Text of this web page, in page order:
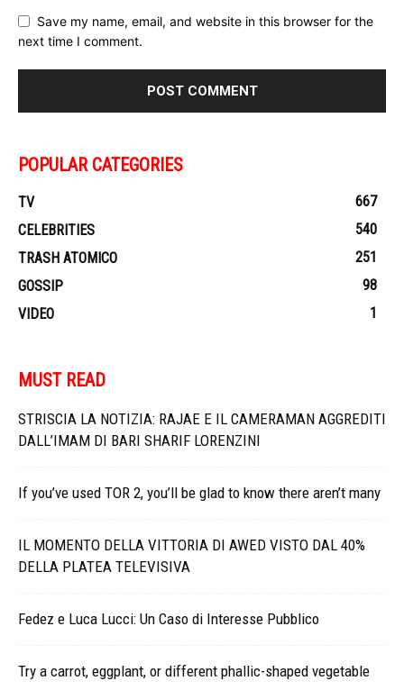
Save my name, email, and website in this browser for the
next time I comment.
POPULAR CATEGORIES
TV
667
CELEBRITIES
540
TRASH ATOMICO
251
GOSSIP
98
VIDEO
1
MUST READ
STRISCIA LA NOTIZIA: RAJAE E IL CAMERAMAN AGGREDITI
DALL’IMAM DI BARI SHARIF LORENZINI
If you’ve used TOR 2, you’ll be glad to know there aren’t many
IL MOMENTO DELLA VITTORIA DI AWED VISTO DAL 40%
DELLA PLATEA TELEVISIVA
Fedez e Luca Lucci: Un Caso di Interesse Pubblico
Try a carrot, eggplant, or different phallic-shaped vegetable